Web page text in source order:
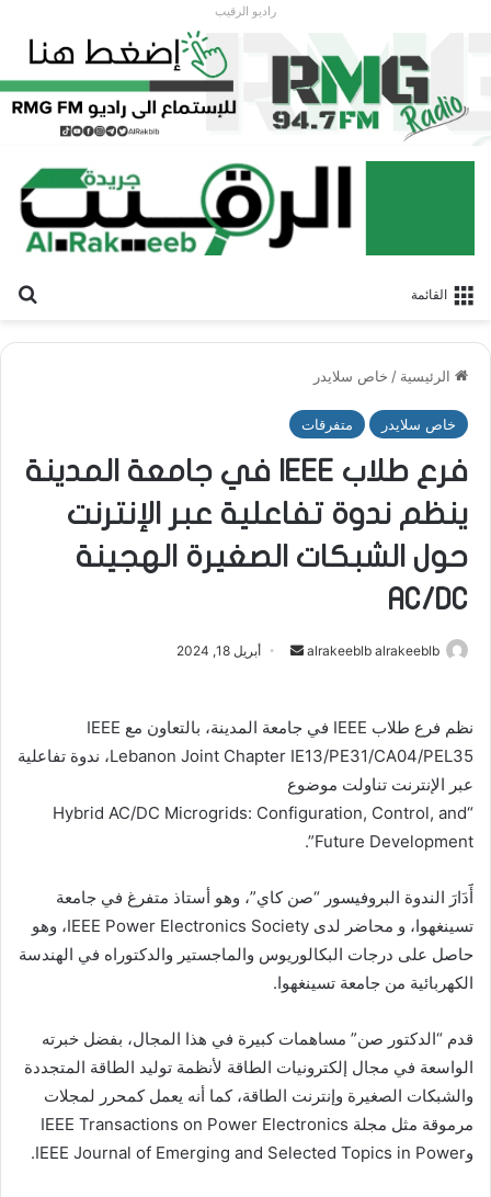
راديو الرقيب
القائمة
الرئيسية / خاص سلايدر
خاص سلايدر متفرقات
فرع طلاب IEEE في جامعة المدينة
ينظم ندوة تفاعلية عبر الإنترنت
حول الشبكات الصغيرة الهجينة
AC/DC
alrakeeblb alrakeeblb
أرسل أبريل 18, 2024
نظم فرع طلاب IEEE في جامعة المدينة، بالتعاون مع IEEE
Lebanon Joint Chapter IE13/PE31/CA04/PEL35، ندوة تفاعلية
عبر الإنترنت تناولت موضوع
“Hybrid AC/DC Microgrids: Configuration, Control, and
Future Development”.
أََدَارَ الندوة البروفيسور “صن كاي”، وهو أستاذ متفرغ في جامعة
تسينغهوا، و محاضر لدى IEEE Power Electronics Society، وهو
حاصل على درجات البكالوريوس والماجستير والدكتوراه في الهندسة
الكهربائية من جامعة تسينغهوا.
قدم “الدكتور صن” مساهمات كبيرة في هذا المجال، بفضل خبرته
الواسعة في مجال إلكترونيات الطاقة لأنظمة توليد الطاقة المتجددة
والشبكات الصغيرة وإنترنت الطاقة، كما أنه يعمل كمحرر لمجلات
مرموقة مثل مجلة IEEE Transactions on Power Electronics
وIEEE Journal of Emerging and Selected Topics in Power.